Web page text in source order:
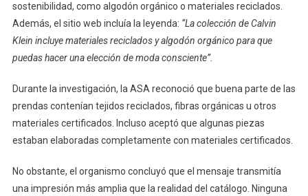
sostenibilidad, como algodón orgánico o materiales reciclados.
Además, el sitio web incluía la leyenda: “La colección de Calvin
Klein incluye materiales reciclados y algodón orgánico para que
puedas hacer una elección de moda consciente”.
Durante la investigación, la ASA reconoció que buena parte de las
prendas contenían tejidos reciclados, fibras orgánicas u otros
materiales certificados. Incluso aceptó que algunas piezas
estaban elaboradas completamente con materiales certificados.
No obstante, el organismo concluyó que el mensaje transmitía
una impresión más amplia que la realidad del catálogo. Ninguna